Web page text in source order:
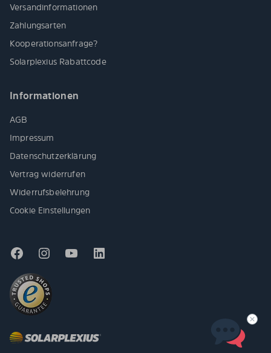
Versandinformationen
Zahlungsarten
Kooperationsanfrage?
Solarplexius Rabattcode
Informationen
AGB
Impressum
Datenschutzerklärung
Vertrag widerrufen
Widerrufsbelehrung
Cookie Einstellungen